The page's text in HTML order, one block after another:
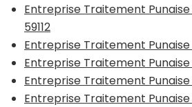
Entreprise Traitement
59112
Entreprise Traitement Punaise
Entreprise Traitement Punaise
Entreprise Traitement Punaise
Entreprise Traitement